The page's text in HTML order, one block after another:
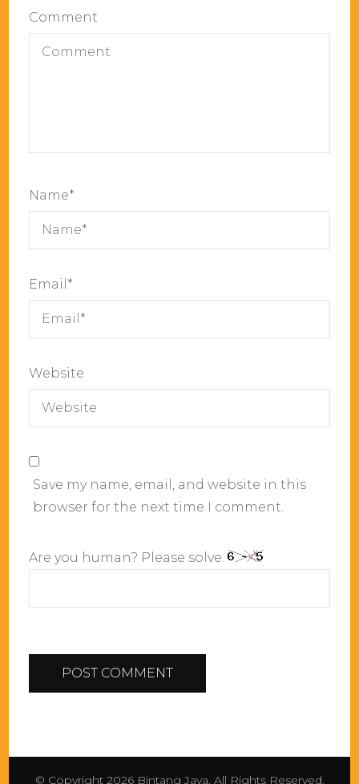
Comment
Name*
Email *
Website
Save my name, email, and website in this
browser for the next time I comment.
Are you human? Please solve:
© Copyright 2026 Bintang Jaya. All Rights Reserved.